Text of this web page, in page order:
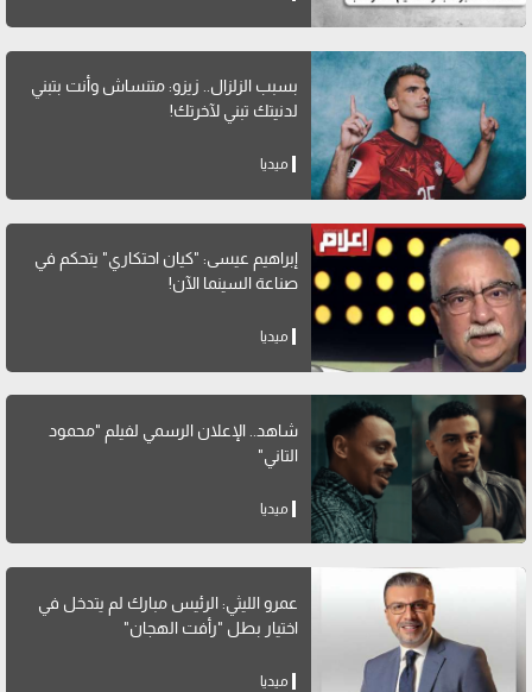
بسبب الزلزال.. زيزو: متنساش وأنت بتبني
لدنيتك تبني لآخرتك!
ميديا
إبراهيم عيسى: "كيان احتكاري" يتحكم في
صناعة السينما الآن!
ميديا
شاهد.. الإعلان الرسمي لفيلم "محمود
التاني"
ميديا
عمرو الليثي: الرئيس مبارك لم يتدخل في
اختيار بطل "رأفت الهجان"
ميديا